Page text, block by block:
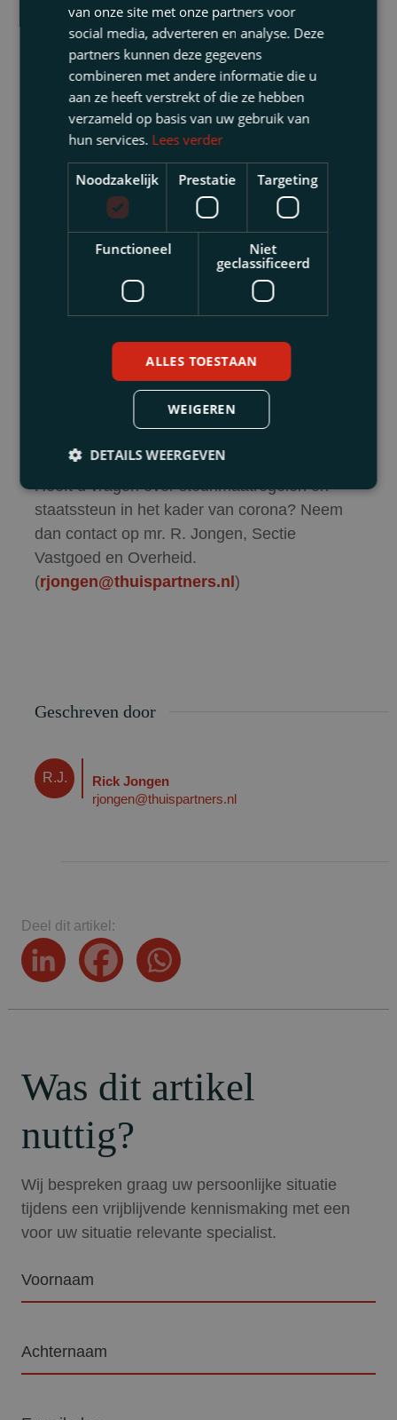
(middel)grote bedrijven. Ook kunnen
ondernemers die in de knel komen door de
corona-crisis een beroep doen op de Tijdelijke
overbruggingsregeling zelfstandige
ondernemers. Verder kan een ondernemer die
omzetverlies verwacht, een tegemoetkoming
in de loonkosten aanvragen. Tot slot werkt het
kabinet aan een compensatieregeling voor
bedrijven die extra hard worden getroffen,
zoals de horeca en reisbranche.
Ook lokale overheden, zoals gemeentes,
kunnen dergelijke maatregelen treffen. De
voor gekozen uitstel voor huur te verlenen aan
bedrijven en instellingen die van de gemeente
huren. Daarnaast kunnen gemeentes ervoor
kiezen uitstel van gemeentebelastingen te
verlenen.
Heeft u vragen over steunmaatregelen en
staatssteun in het kader van corona? Neem
dan contact op mr. R. Jongen, Sectie
Vastgoed en Overheid.
(rjongen@thuispartners.nl )
Geschreven door
R.J.
Rick Jongen
rjongen@thuispartners.nl
Deel dit artikel:
Was dit artikel
nuttig?
Wij bespreken graag uw persoonlijke situatie
tijdens een vrijblijvende kennismaking met een
voor uw situatie relevante specialist.
van onze site met onze partners voor
social media, adverteren en analyse. Deze
partners kunnen deze gegevens
combineren met andere informatie die u
aan ze heeft verstrekt of die ze hebben
verzameld op basis van uw gebruik van
hun services. Lees verder
Noodzakelijk Prestatie Targeting
Functioneel
Niet
geclassificeerd
ALLES TOESTAAN
WEIGEREN
DETAILS WEERGEVEN